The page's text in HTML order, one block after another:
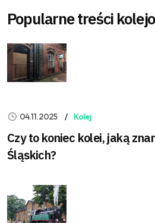
Popularne treści
04.11.2025 Kolej
Czy to koniec kolei, jaką
Śląskich?